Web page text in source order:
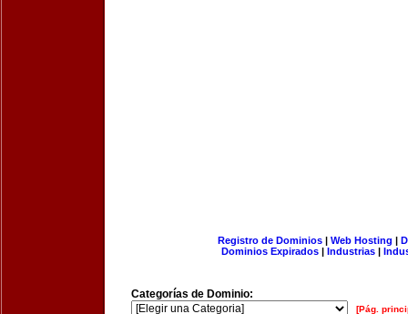
Registro de Dominios| Web Hosting |
Dominios Expirados | Industrias |
Categorías de Dominio:
[Pág.